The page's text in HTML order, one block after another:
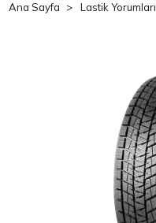
Ana Sayfa Lastik Yorumları